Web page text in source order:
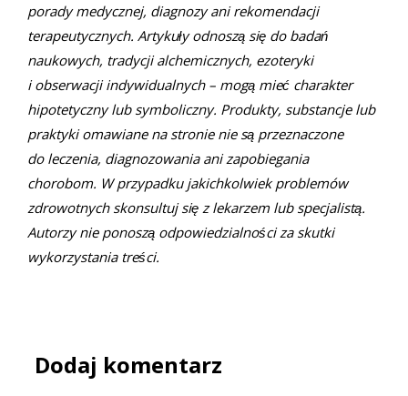
porady medycznej, diagnozy ani rekomendacji
terapeutycznych. Artykuły odnoszą się do badań
naukowych, tradycji alchemicznych, ezoteryki
i obserwacji indywidualnych – mogą mieć charakter
hipotetyczny lub symboliczny. Produkty, substancje lub
praktyki omawiane na stronie nie są przeznaczone
do leczenia, diagnozowania ani zapobiegania
chorobom. W przypadku jakichkolwiek problemów
zdrowotnych skonsultuj się z lekarzem lub specjalistą.
Autorzy nie ponoszą odpowiedzialności za skutki
wykorzystania treści.
Dodaj komentarz